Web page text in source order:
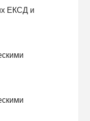
ЕКСД и